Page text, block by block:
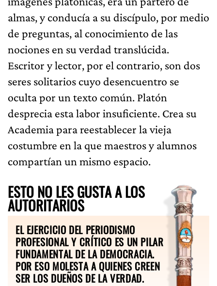
almas, y conducía a su discípulo, por medio
de preguntas, al conocimiento de las
nociones en su verdad translúcida.
Escritor y lector, por el contrario, son dos
seres solitarios cuyo desencuentro se
oculta por un texto común. Platón
desprecia esta labor insuficiente. Crea su
Academia para reestablecer la vieja
costumbre en la que maestros y alumnos
compartían un mismo espacio.
ESTO NO LES GUSTA A LOS
AUTORITARIOS
EL EJERCICIO DEL PERIODISMO
PROFESIONAL Y CRÍTICO ES UN PILAR
FUNDAMENTAL DE LA DEMOCRACIA.
POR ESO MOLESTA A QUIENES CREEN
SER LOS DUEÑOS DE LA VERDAD.